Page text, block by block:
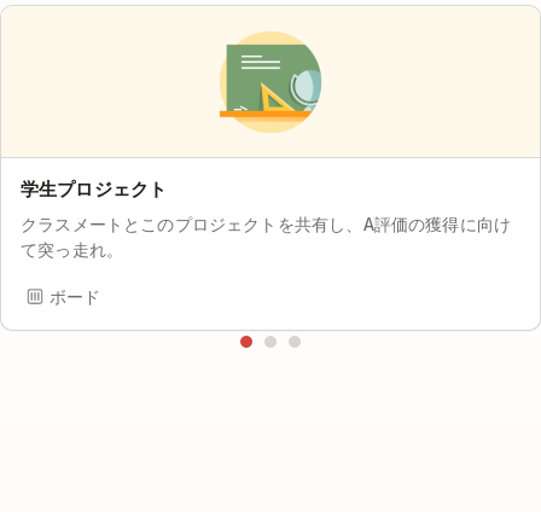
学生プロジェクト
クラスメートとこのプロジェクトを共有し、A評価の獲得に向け
て突っ走れ。
ボード